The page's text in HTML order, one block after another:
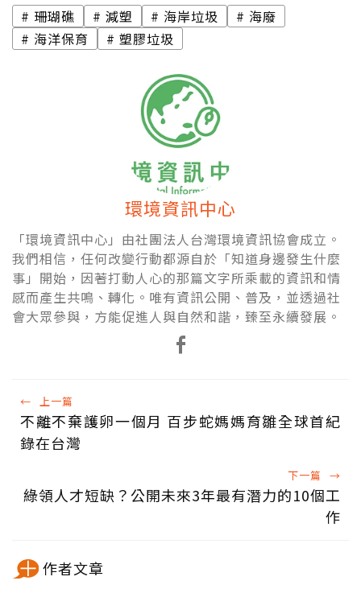
珊瑚礁 減塑 海岸垃圾
海廢
海洋保育
塑膠垃圾
環境資訊中心
「環境資訊中心」由社團法人台灣環境資訊協會成立。
我們相信，任何改變行動都源自於「知道身邊發生什麼
事」開始，因著打動人心的那篇文字所乘載的資訊和情
感而產生共鳴、轉化。唯有資訊公開、普及，並透過社
會大眾參與，方能促進人與自然和諧，臻至永續發展。
← 上一篇
不離不棄護卵一個月 百步蛇媽媽育雛全球首紀
錄在台灣
下一篇 →
綠領人才短缺？公開未來3年最有潛力的10個工
作
作者文章